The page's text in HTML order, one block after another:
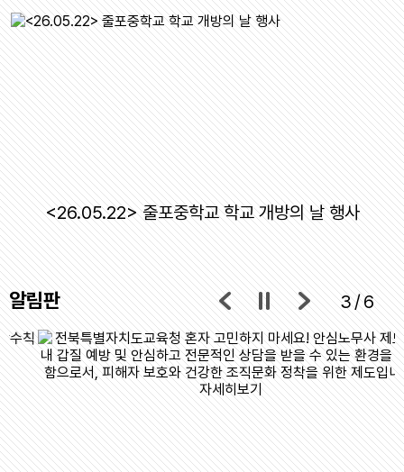
<26.05.22> 줄포중학교 학교 개방의 날 행사
알림판 3/6